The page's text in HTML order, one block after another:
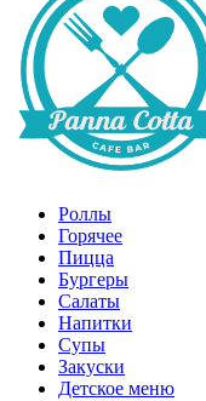
Роллы
Горячее
Пицца
Бургеры
Салаты
Напитки
Супы
Закуски
Детское меню